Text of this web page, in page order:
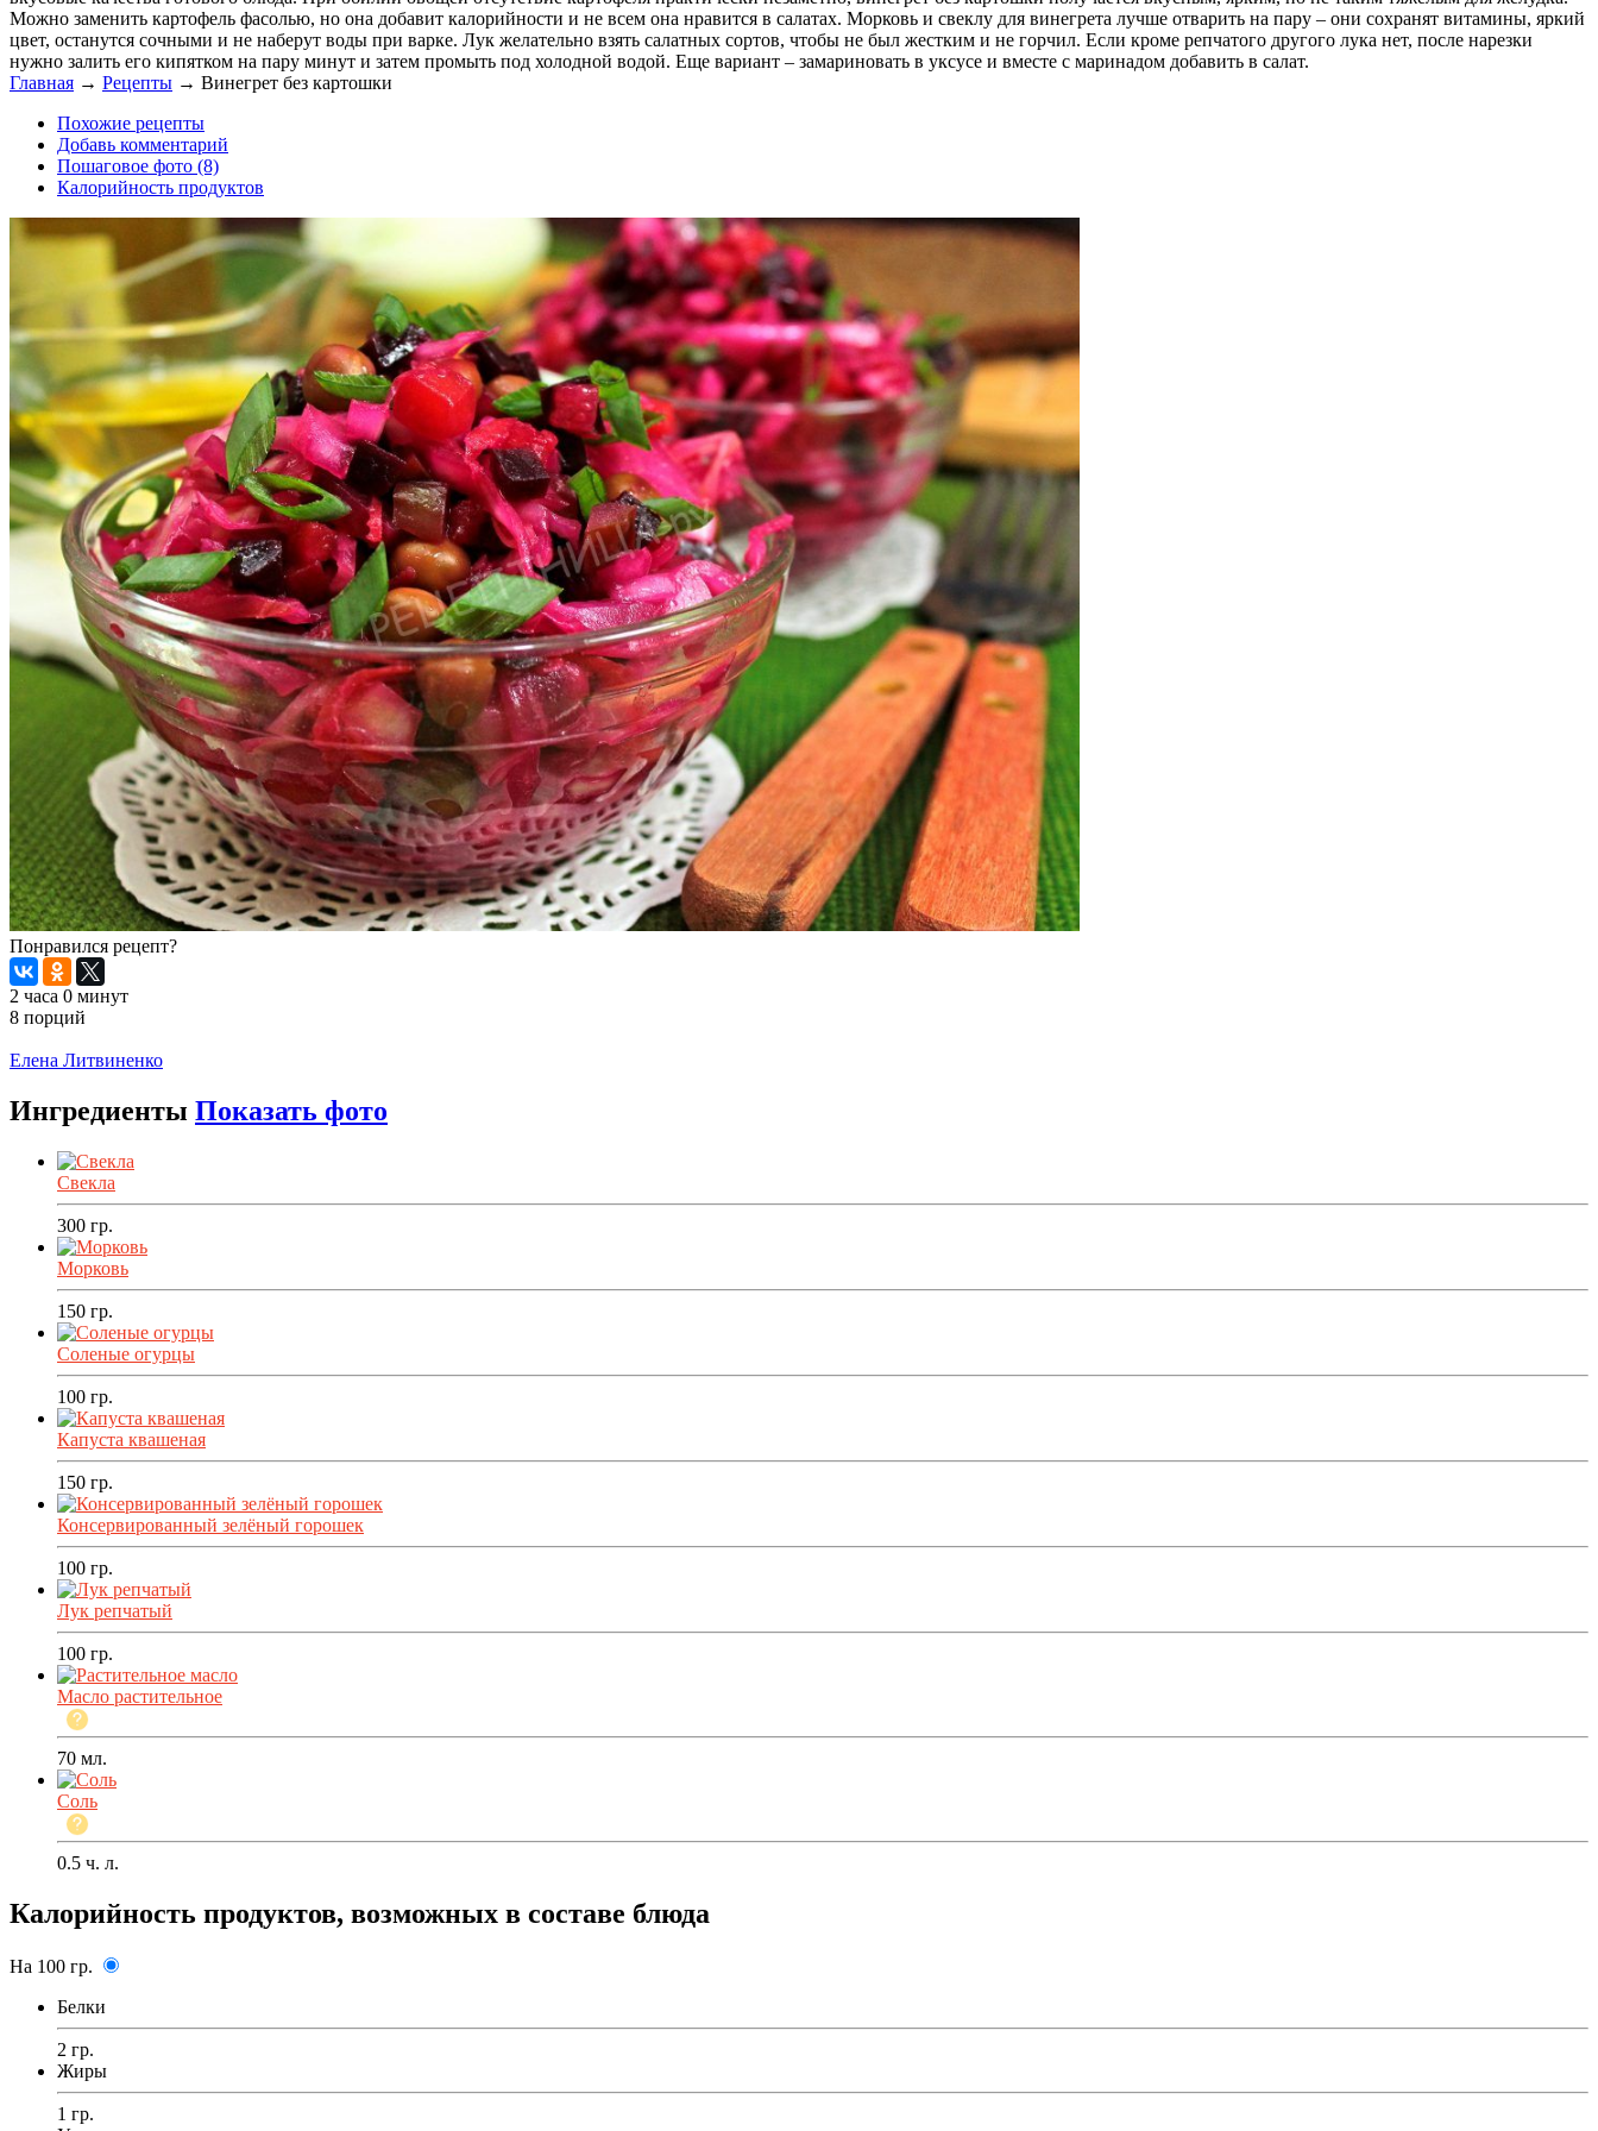
Можно заменить картофель фасолью, но она добавит калорийности и не всем она нравится в салатах. Морковь и свеклу для винегрета лучше отварить на пару – они сохранят витамины, яркий
цвет, останутся сочными и не наберут воды при варке. Лук желательно взять салатных сортов, чтобы не был жестким и не горчил. Если кроме репчатого другого лука нет, после нарезки
нужно залить его кипятком на пару минут и затем промыть под холодной водой. Еще вариант – замариновать в уксусе и вместе с маринадом добавить в салат.
Главная → Рецепты → Винегрет без картошки
Похожие рецепты
Добавь комментарий
Пошаговое фото (8)
Калорийность продуктов
Понравился рецепт?
2 часа 0 минут
8 порций
Елена Литвиненко
Ингредиенты Показать фото
Свекла
300 гр.
Морковь
150 гр.
Соленые огурцы
100 гр.
Капуста квашеная
150 гр.
Консервированный зелёный горошек
100 гр.
Лук репчатый
100 гр.
Масло растительное
70 мл.
Соль
0.5 ч. л.
Калорийность продуктов, возможных в составе блюда
На 100 гр.
Белки
2 гр.
Жиры
1 гр.